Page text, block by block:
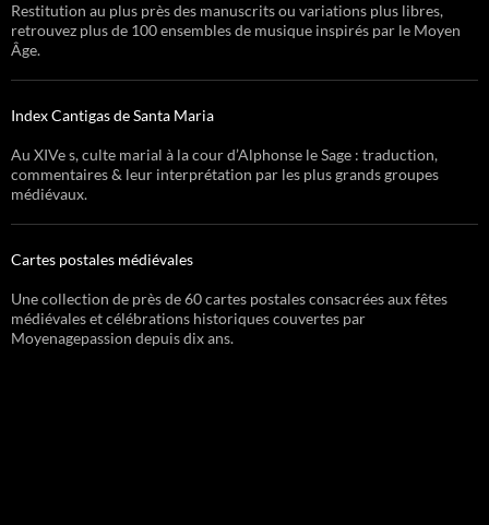
Restitution au plus près des manuscrits ou variations plus libres,
retrouvez plus de 100 ensembles de musique inspirés par le Moyen
Âge.
Index Cantigas de Santa Maria
Au XIVe s, culte marial à la cour d’Alphonse le Sage : traduction,
commentaires & leur interprétation par les plus grands groupes
médiévaux.
Cartes postales médiévales
Une collection de près de 60 cartes postales consacrées aux fêtes
médiévales et célébrations historiques couvertes par
Moyenagepassion depuis dix ans.